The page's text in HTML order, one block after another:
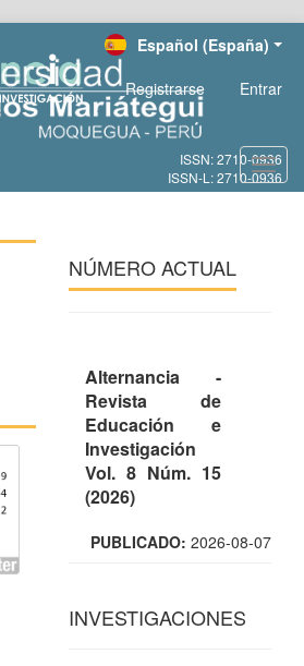
Español (España)
Registrarse
Entrar
NÚMERO ACTUAL
Alternancia -
Revista de
Educación e
Investigación
Vol. 8 Núm. 15
(2026)
PUBLICADO: 2026-08-07
INVESTIGACIONES